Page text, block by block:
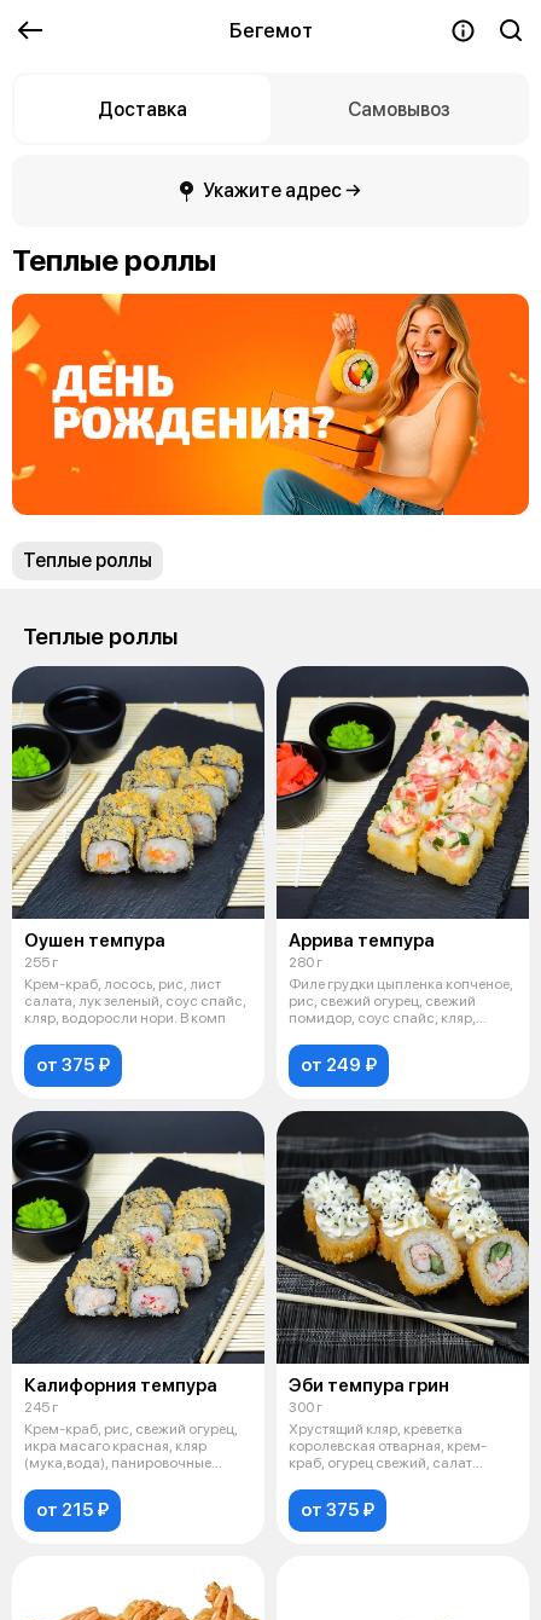
Бегемот
Доставка Самовывоз
Укажите адрес →
Теплые роллы
Теплые роллы
Теплые роллы
Оушен темпура
255 г
Крем-краб, лосось, рис, лист
салата, лук зеленый, соус спайс,
кляр, водоросли нори. В комп
от 375 ₽
Аррива темпура
280 г
Филе грудки цыпленка копченое,
рис, свежий огурец, свежий
помидор, соус спайс, кляр,
от 249 ₽
Калифорния темпура
245 г
Крем-краб, рис, свежий огурец,
икра масаго красная, кляр
(мука,вода), панировочные
от 215 ₽
Эби темпура грин
300 г
Хрустящий кляр, креветка
королевская отварная, крем-
краб, огурец свежий, салат
от 375 ₽